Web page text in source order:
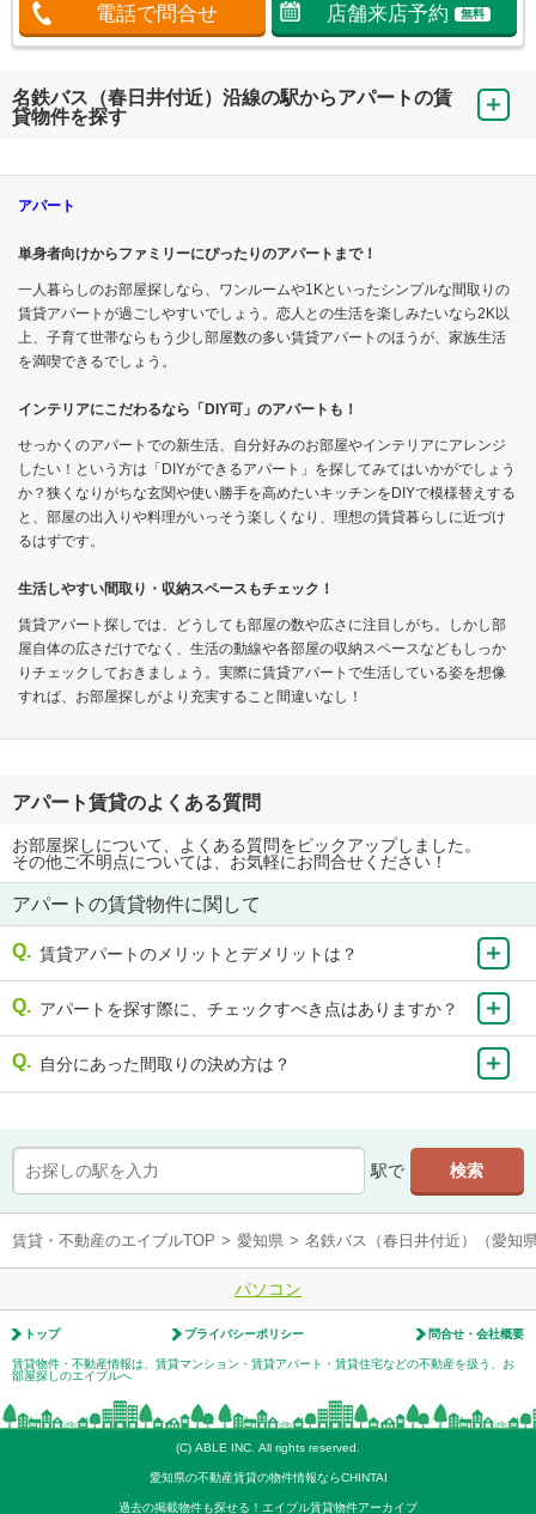
電話で問合せ 店舗来店予約 無料
名鉄バス（春日井付近）沿線の駅からアパートの賃
貸物件を探す
アパート
単身者向けからファミリーにぴったりのアパートまで！
一人暮らしのお部屋探しなら、ワンルームや1Kといったシンプルな間取りの
賃貸アパートが過ごしやすいでしょう。恋人との生活を楽しみたいなら2K以
上、子育て世帯ならもう少し部屋数の多い賃貸アパートのほうが、家族生活
を満喫できるでしょう。
インテリアにこだわるなら「DIY可」のアパートも！
せっかくのアパートでの新生活、自分好みのお部屋やインテリアにアレンジ
したい！という方は「DIYができるアパート」を探してみてはいかがでしょう
か？狭くなりがちな玄関や使い勝手を高めたいキッチンをDIYで模様替えする
と、部屋の出入りや料理がいっそう楽しくなり、理想の賃貸暮らしに近づけ
るはずです。
生活しやすい間取り・収納スペースもチェック！
賃貸アパート探しでは、どうしても部屋の数や広さに注目しがち。しかし部
屋自体の広さだけでなく、生活の動線や各部屋の収納スペースなどもしっか
りチェックしておきましょう。実際に賃貸アパートで生活している姿を想像
すれば、お部屋探しがより充実すること間違いなし！
アパート賃貸のよくある質問
お部屋探しについて、よくある質問をピックアップしました。
その他ご不明点については、お気軽にお問合せください！
アパートの賃貸物件に関して
賃貸アパートのメリットとデメリットは？
アパートを探す際に、チェックすべき点はありますか？
自分にあった間取りの決め方は？
駅で
賃貸・不動産のエイブルTOP > 愛知県 > 名鉄バス（春日井付近）（愛知
パソコン
トップ プライバシーポリシー 問合せ・会社概要
賃貸物件・不動産情報は、賃貸マンション・賃貸アパート・賃貸住宅などの不動産を扱う、お
部屋探しのエイブルへ
(C) ABLE INC. All rights reserved.
愛知県の不動産賃貸の物件情報ならCHINTAI
過去の掲載物件も探せる！エイブル賃貸物件アーカイブ